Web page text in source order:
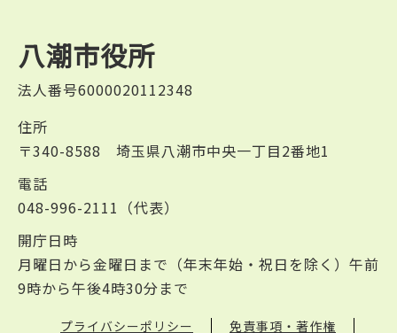
八潮市役所
法人番号6000020112348
住所
〒340-8588 埼玉県八潮市中央一丁目2番地1
電話
048-996-2111（代表）
開庁日時
月曜日から金曜日まで（年末年始・祝日を除く）午前
9時から午後4時30分まで
プライバシーポリシー 免責事項・著作権